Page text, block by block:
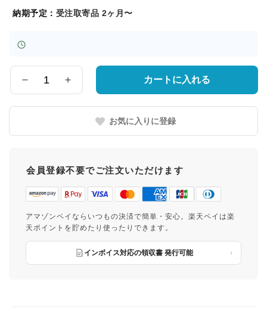
納期予定： 受注取寄品 2ヶ月〜
量
カートに入れる
お気に入りに登録
会員登録不要でご注文いただけます
アマゾンペイならいつもの決済で簡単・安心。楽天ペイは楽
天ポイントを貯めたり使ったりできます。
インボイス対応の領収書 発行可能